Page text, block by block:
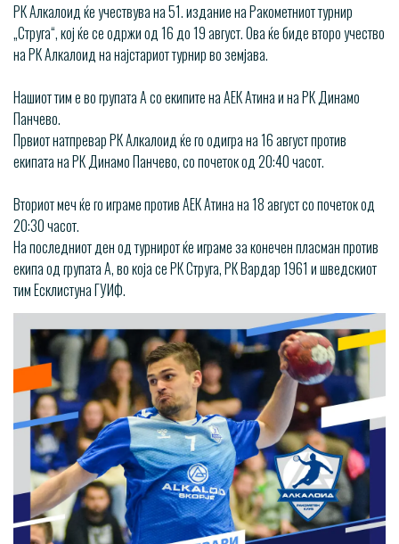
РК Алкалоид ќе учествува на 51. издание на Ракометниот турнир
„Струга“, кој ќе се одржи од 16 до 19 август. Ова ќе биде второ учество
на РК Алкалоид на најстариот турнир во земјава.
Нашиот тим е во групата А со екипите на АЕК Атина и на РК Динамо
Панчево.
Првиот натпревар РК Алкалоид ќе го одигра на 16 август против
екипата на РК Динамо Панчево, со почеток од 20:40 часот.
Вториот меч ќе го играме против АЕК Атина на 18 август со почеток од
20:30 часот.
На последниот ден од турнирот ќе играме за конечен пласман против
екипа од групата А, во која се РК Струга, РК Вардар 1961 и шведскиот
тим Есклистуна ГУИФ.